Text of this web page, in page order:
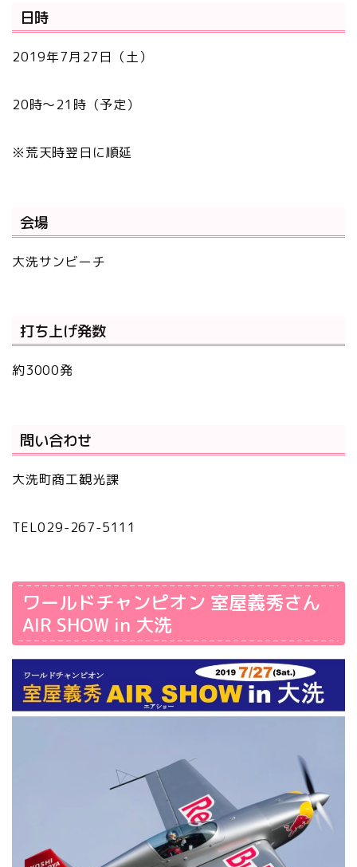
日時
2019年7月27日（土）
20時〜21時（予定）
※荒天時翌日に順延
会場
大洗サンビーチ
打ち上げ発数
約3000発
問い合わせ
大洗町商工観光課
TEL029-267-5111
ワールドチャンピオン 室屋義秀さん
AIR SHOW in 大洗